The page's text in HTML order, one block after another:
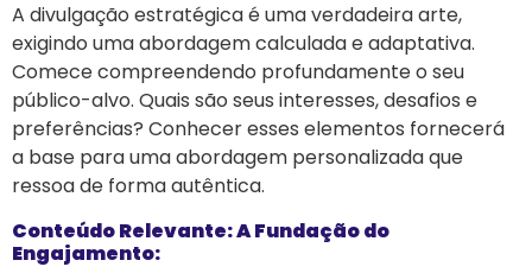
A divulgação estratégica é uma verdadeira arte,
exigindo uma abordagem calculada e adaptativa.
Comece compreendendo profundamente o seu
público-alvo. Quais são seus interesses, desafios e
preferências? Conhecer esses elementos fornecerá
a base para uma abordagem personalizada que
ressoa de forma autêntica.
Conteúdo Relevante: A Fundação do
Engajamento: